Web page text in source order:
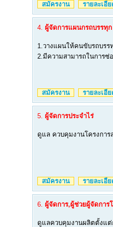
สมัครงาน รายละเอี
4. ผู้จัดการแผนกรถบรรทุก
1.วางแผนให้คนขับรถบรร
2.มีความสามารถในการซ่
สมัครงาน รายละเอี
5. ผู้จัดการประจำไร่
ดูแล ควบคุมงานโครงกา
สมัครงาน รายละเอี
6. ผู้จัดการ,ผู้ช่วยผู้จัดการ
ดูแลควบคุมงานผลิตตั้งแต่